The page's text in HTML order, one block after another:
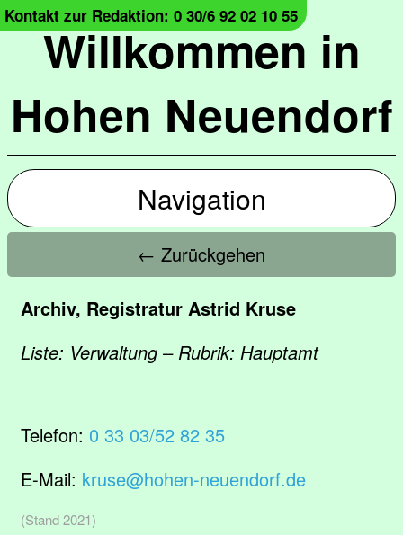
Willkommen in
Hohen Neuendorf
Kontakt zur Redaktion: 0 30/6 92 02 10 55
Navigation
← Zurückgehen
Archiv, Registratur Astrid Kruse
Liste: Verwaltung – Rubrik: Hauptamt
Telefon: 0 33 03/52 82 35
E-Mail: kruse@hohen-neuendorf.de
(Stand 2021)